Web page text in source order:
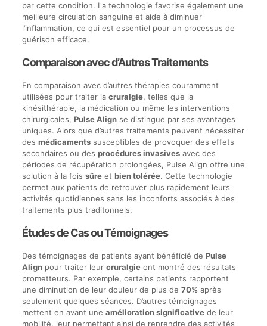
par cette condition. La technologie favorise également une
meilleure circulation sanguine et aide à diminuer
l’inflammation, ce qui est essentiel pour un processus de
guérison efficace.
Comparaison avec d’Autres Traitements
En comparaison avec d’autres thérapies couramment
utilisées pour traiter la cruralgie, telles que la
kinésithérapie, la médication ou même les interventions
chirurgicales, Pulse Alignse distingue par ses avantages
uniques. Alors que d’autres traitements peuvent nécessiter
des médicamentssusceptibles de provoquer des effets
secondaires ou des procédures invasivesavec des
périodes de récupération prolongées, Pulse Align offre une
solution à la fois sûreet bien tolérée. Cette technologie
permet aux patients de retrouver plus rapidement leurs
activités quotidiennes sans les inconforts associés à des
traitements plus traditonnels.
Études de Cas ou Témoignages
Des témoignages de patients ayant bénéficié de Pulse
Alignpour traiter leur cruralgieont montré des résultats
prometteurs. Par exemple, certains patients rapportent
une diminution de leur douleur de plus de 70% après
seulement quelques séances. D’autres témoignages
mettent en avant une amélioration significativede leur
mobilité, leur permettant ainsi de reprendre des activités